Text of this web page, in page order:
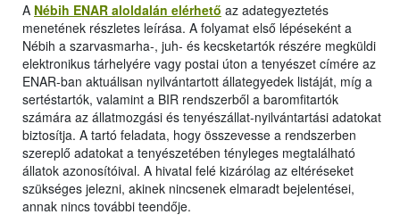
A Nébih ENAR aloldalán elérhető az adategyeztetés
menetének részletes leírása. A folyamat első lépéseként a
Nébih a szarvasmarha-, juh- és kecsketartók részére megküldi
elektronikus tárhelyére vagy postai úton a tenyészet címére az
ENAR-ban aktuálisan nyilvántartott állategyedek listáját, míg a
sertéstartók, valamint a BIR rendszerből a baromfitartók
számára az állatmozgási és tenyészállat-nyilvántartási adatokat
biztosítja. A tartó feladata, hogy összevesse a rendszerben
szereplő adatokat a tenyészetében tényleges megtalálható
állatok azonosítóival. A hivatal felé kizárólag az eltéréseket
szükséges jelezni, akinek nincsenek elmaradt bejelentései,
annak nincs további teendője.